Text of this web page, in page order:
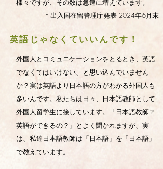
様々ですが、その数は急速に増えています。
＊出入国在留管理庁発表 2024年6月末
英語じゃなくていいんです！
外国人とコミュニケーションをとるとき、英語
でなくてはいけない、と思い込んでいません
か？実は英語より日本語の方がわかる外国人も
多いんです。 私たちは日々、日本語教師として
外国人留学生に接しています。「日本語教師？
英語ができるの？」とよく聞かれますが、実
は、私達日本語教師は「日本語」を「日本語」
で教えています。